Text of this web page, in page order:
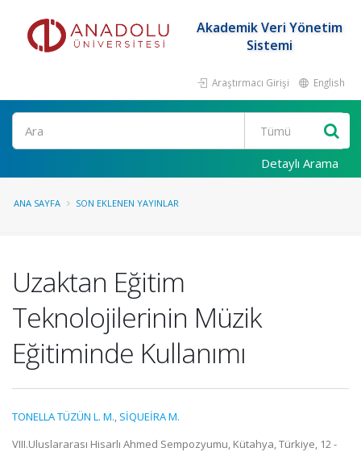
Akademik Veri Yönetim
Sistemi
Araştırmacı Girişi English
Ara
Detaylı Arama
ANA SAYFA SON EKLENEN YAYINLAR
Uzaktan Eğitim
Teknolojilerinin Müzik
Eğitiminde Kullanımı
TONELLA TÜZÜN L. M., SİQUEİRA M.
VIII.Uluslararası Hisarlı Ahmed Sempozyumu, Kütahya, Türkiye, 12 -